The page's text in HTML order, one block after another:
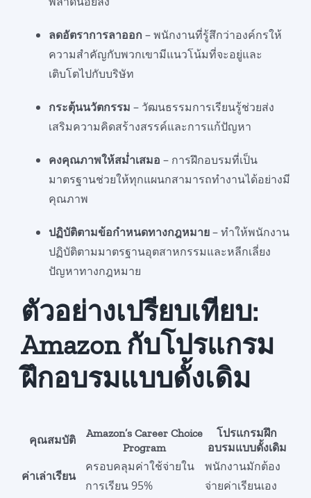
ลดอัตราการลาออก – พนักงานที่รู้สึกว่าองค์กรให้
ความสำคัญกับพวกเขามีแนวโน้มที่จะอยู่และ
เติบโตไปกับบริษัท
กระตุ้นนวัตกรรม – วัฒนธรรมการเรียนรู้ช่วยส่ง
เสริมความคิดสร้างสรรค์และการแก้ปัญหา
คงคุณภาพให้สม่ำเสมอ – การฝึกอบรมที่เป็น
มาตรฐานช่วยให้ทุกแผนกสามารถทำงานได้อย่างมี
คุณภาพ
ปฏิบัติตามข้อกำหนดทางกฎหมาย– ทำให้พนักงาน
ปฏิบัติตามมาตรฐานอุตสาหกรรมและหลีกเลี่ยง
ปัญหาทางกฎหมาย
ตัวอย่างเปรียบเทียบ:
Amazon กับโปรแกรม
ฝึกอบรมแบบดั้งเดิม
คุณสมบัติ
Amazon’s Career Choice
Program
โปรแกรมฝึก
อบรมแบบดั้งเดิม
ค่าเล่าเรียน
ครอบคลุมค่าใช้จ่ายใน
การเรียน 95%
พนักงานมักต้อง
จ่ายค่าเรียนเอง